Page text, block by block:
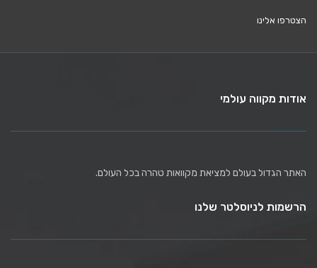
הצטרפו אלינו
אודות מקווה עולמי
האתר הגדול בעולם למציאת מקוואות טהרה בכל העולם.
הרשמות לניוסלטר שלנו